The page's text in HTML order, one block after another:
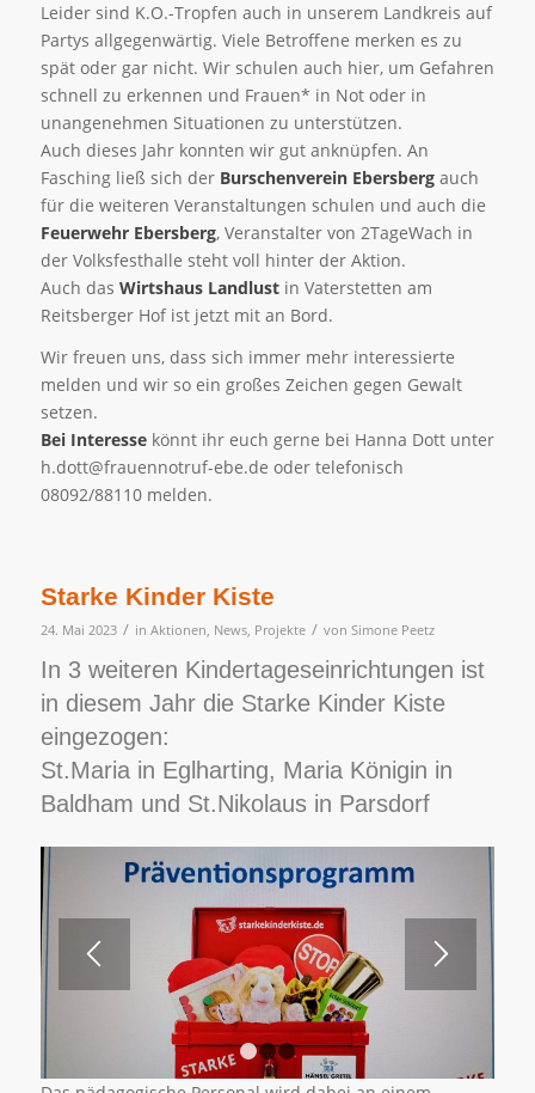
Leider sind K.O.-Tropfen auch in unserem Landkreis auf
Partys allgegenwärtig. Viele Betroffene merken es zu
spät oder gar nicht. Wir schulen auch hier, um Gefahren
schnell zu erkennen und Frauen* in Not oder in
unangenehmen Situationen zu unterstützen.
Auch dieses Jahr konnten wir gut anknüpfen. An
Fasching ließ sich der Burschenverein Ebersbergauch
für die weiteren Veranstaltungen schulen und auch die
Feuerwehr Ebersberg, Veranstalter von 2TageWach in
der Volksfesthalle steht voll hinter der Aktion.
Auch das Wirtshaus Landlustin Vaterstetten am
Reitsberger Hof ist jetzt mit an Bord.
Wir freuen uns, dass sich immer mehr interessierte
melden und wir so ein großes Zeichen gegen Gewalt
setzen.
Bei Interessekönnt ihr euch gerne bei Hanna Dott unter
h.dott@frauennotruf-ebe.de oder telefonisch
08092/88110 melden.
Starke Kinder Kiste
24. Mai 2023 / in Aktionen News, Projekte / von Simone Peetz
In 3 weiteren Kindertageseinrichtungen ist
in diesem Jahr die Starke Kinder Kiste
eingezogen:
St.Maria in Eglharting, Maria Königin in
Baldham und St.Nikolaus in Parsdorf